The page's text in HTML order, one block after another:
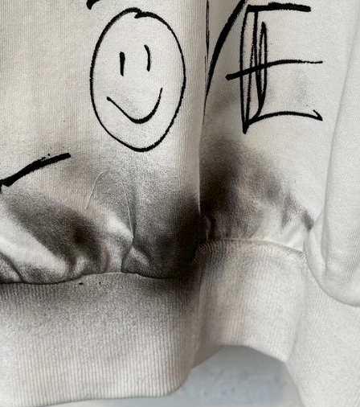
BLOG
LINE_ALBUM_2025AW-MNB_251022_141